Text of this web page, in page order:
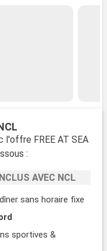
l'offre FREE AT SEA
:
AVEC NCL
sans horaire fixe
sportives &